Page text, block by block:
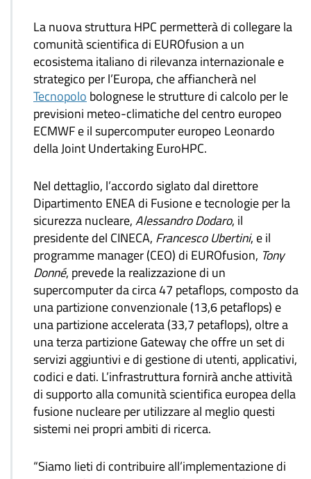
La nuova struttura HPC permetterà di collegare la
comunità scientifica di EUROfusion a un
ecosistema italiano di rilevanza internazionale e
strategico per l’Europa, che affiancherà nel
Tecnopolo bolognese le strutture di calcolo per le
previsioni meteo-climatiche del centro europeo
ECMWF e il supercomputer europeo Leonardo
della Joint Undertaking EuroHPC.
Nel dettaglio, l’accordo siglato dal direttore
Dipartimento ENEA di Fusione e tecnologie per la
sicurezza nucleare,Alessandro Dodaro, il
presidente del CINECA, Francesco Ubertini, e il
programme manager (CEO) di EUROfusion, Tony
Donné, prevede la realizzazione di un
supercomputer da circa 47 petaflops, composto da
una partizione convenzionale (13,6 petaflops) e
una partizione accelerata (33,7 petaflops), oltre a
una terza partizione Gateway che offre un set di
servizi aggiuntivi e di gestione di utenti, applicativi,
codici e dati. L’infrastruttura fornirà anche attività
di supporto alla comunità scientifica europea della
fusione nucleare per utilizzare al meglio questi
sistemi nei propri ambiti di ricerca.
“Siamo lieti di contribuire all’implementazione di